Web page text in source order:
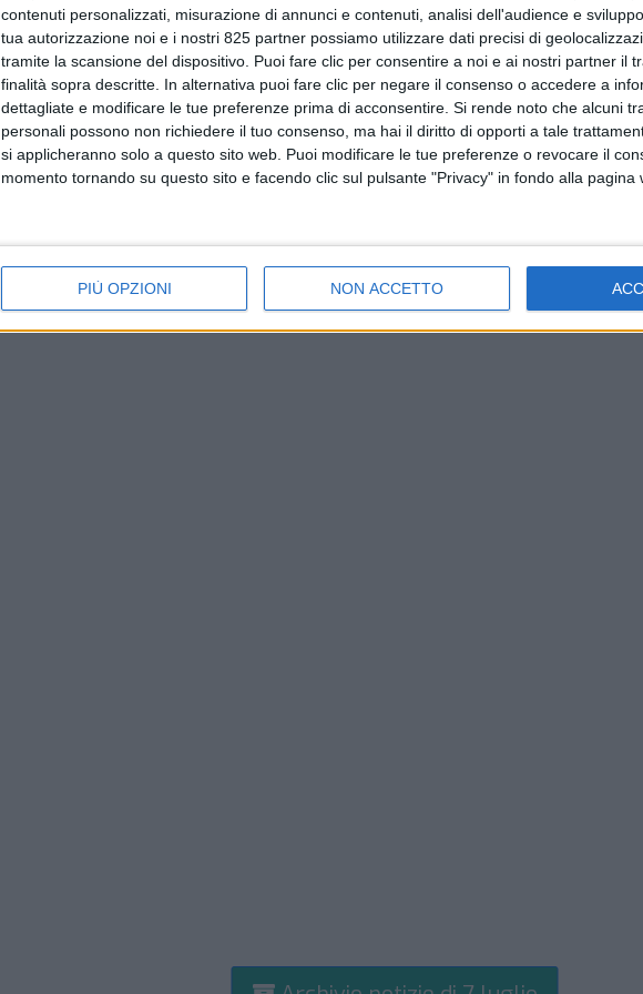
contenuti personalizzati, misurazione di annunci e contenuti, analisi dell'audience e
tua autorizzazione noi e i nostri 825 partner possiamo utilizzare dati precisi di
tramite la scansione del dispositivo. Puoi fare clic per consentire a noi e ai nostri partner il
finalità sopra descritte. In alternativa puoi fare clic per negare il consenso o accedere a
dettagliate e modificare le tue preferenze prima di acconsentire. Si rende noto che alcuni
personali possono non richiedere il tuo consenso, ma hai il diritto di opporti a tale
si applicheranno solo a questo sito web. Puoi modificare le tue preferenze o revocare il
momento tornando su questo sito e facendo clic sul pulsante "Privacy" in fondo alla pagina
PIÙ OPZIONI NON ACCETTO